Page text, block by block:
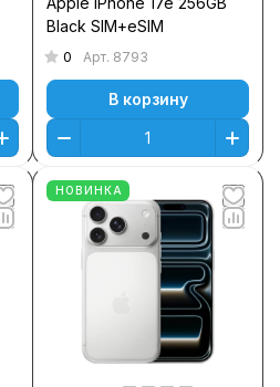
Black SIM+eSIM
0 Арт. 8793
В корзину
НОВИНКА